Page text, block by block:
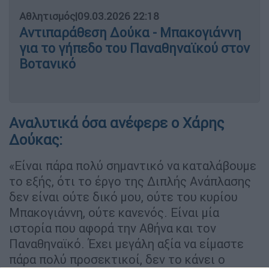
Αθλητισμός|09.03.2026 22:18
Αντιπαράθεση Δούκα - Μπακογιάννη
για το γήπεδο του Παναθηναϊκού στον
Βοτανικό
Αναλυτικά όσα ανέφερε ο Χάρης
Δούκας:
«Είναι πάρα πολύ σημαντικό να καταλάβουμε
το εξής, ότι το έργο της Διπλής Ανάπλασης
δεν είναι ούτε δικό μου, ούτε του κυρίου
Μπακογιάννη, ούτε κανενός. Είναι μία
ιστορία που αφορά την Αθήνα και τον
Παναθηναϊκό. Έχει μεγάλη αξία να είμαστε
πάρα πολύ προσεκτικοί, δεν το κάνει ο